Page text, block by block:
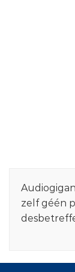
zelf géén